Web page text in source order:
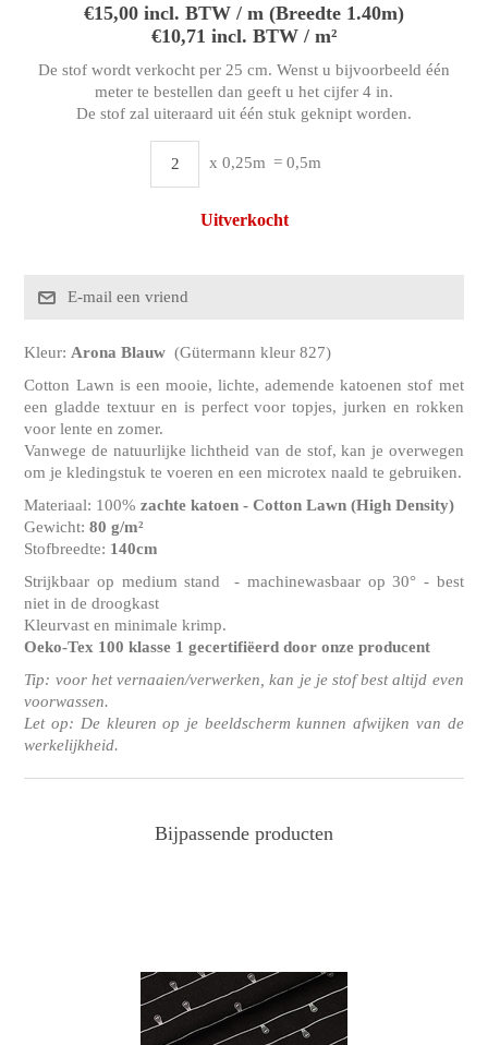
€15,00 incl. BTW / m (Breedte 1.40m)
€10,71 incl. BTW / m²
De stof wordt verkocht per 25 cm. Wenst u bijvoorbeeld één
meter te bestellen dan geeft u het cijfer 4 in.
De stof zal uiteraard uit één stuk geknipt worden.
x 0,25m = 0,5m
Uitverkocht
Kleur: Arona Blauw (Gütermann kleur 827)
Cotton Lawn is een mooie, lichte, ademende katoenen stof met
een gladde textuur en is perfect voor topjes, jurken en rokken
voor lente en zomer.
Vanwege de natuurlijke lichtheid van de stof, kan je overwegen
om je kledingstuk te voeren en een microtex naald te gebruiken.
Materiaal: 100%zachte katoen - Cotton Lawn (High Density)
Gewicht:80 g/m²
Stofbreedte: 140cm
Strijkbaar op medium stand - machinewasbaar op 30° - best
niet in de droogkast
Kleurvast en minimale krimp.
Oeko-Tex 100 klasse 1gecertifiëerd door onze producent
Tip: voor het vernaaien/verwerken, kan je je stof best altijd even
voorwassen.
Let op: De kleuren op je beeldscherm kunnen afwijken van de
werkelijkheid.
Bijpassende producten